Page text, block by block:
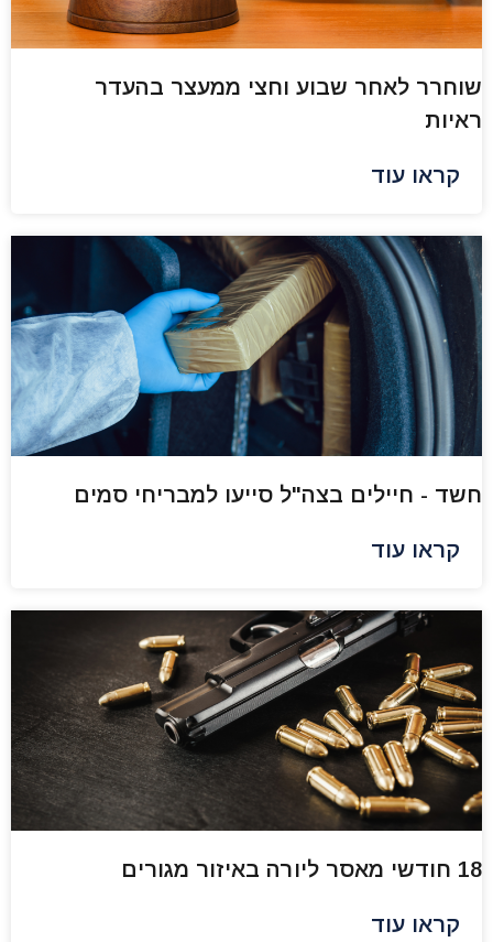
שוחרר לאחר שבוע וחצי ממעצר בהעדר
ראיות
קראו עוד
חשד - חיילים בצה"ל סייעו למבריחי סמים
קראו עוד
18 חודשי מאסר ליורה באיזור מגורים
קראו עוד